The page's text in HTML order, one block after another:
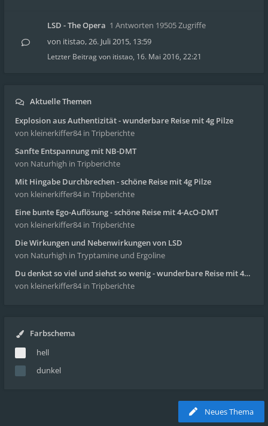
LSD - The Opera 1 Antworten 19505 Zugriffe
von itistao,26. Juli 2015, 13:59
Letzter Beitrag von itistao, 16. Mai 2016, 22:21
Aktuelle Themen
Explosion aus Authentizität - wunderbare Reise mit 4g Pilze
von kleinerkiffer84 in Tripberichte
Sanfte Entspannung mit NB-DMT
von Naturhigh in Tripberichte
Mit Hingabe Durchbrechen - schöne Reise mit 4g Pilze
von kleinerkiffer84 in Tripberichte
Eine bunte Ego-Auflösung - schöne Reise mit 4-AcO-DMT
von kleinerkiffer84 in Tripberichte
Die Wirkungen und Nebenwirkungen von LSD
von Naturhigh in Tryptamine und Ergoline
Du denkst so viel und siehst so wenig - wunderbare Reise mit 4g Pilze
von kleinerkiffer84 in Tripberichte
Farbschema
hell
dunkel
Neues Thema